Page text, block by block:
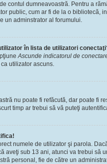
contul dumneavoastră. Pentru a
public, cum ar fi de la o bibliotecă,
un adminstrator al forumului.
în lista de utilizatori
Ascunde indicatorul de
utilizator ascuns.
nu poate fi refăcută, dar poate fi
timp ar trebui să vă puteţi
numele de utilizator şi parola.
aveţi sub 13 ani, atunci va trebui
personal, fie de către un